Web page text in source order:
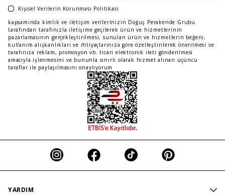
YARDIM
Kişisel Verilerin Korunması Politikası
kapsamında kimlik ve iletişim verilerinizin Doğuş Perakende Grubu
tarafından tarafınızla iletişime geçilerek ürün ve hizmetlerinin
pazarlamasının gerçekleştirilmesi, sunulan ürün ve hizmetlerin beğeni,
kullanım alışkanlıkları ve ihtiyaçlarınıza göre özelleştirilerek önerilmesi ve
tarafınıza reklam, promosyon vb. ticari elektronik ileti gönderilmesi
amacıyla işlenmesini ve bununla sınırlı olarak hizmet alınan üçüncü
taraflar ile paylaşılmasını onaylıyorum